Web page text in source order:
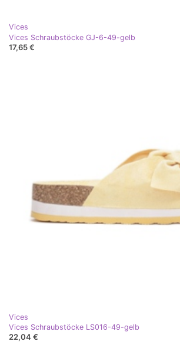
Vices
Vices Schraubstöcke GJ-6-49-gelb
17,65 €
Vices
Vices Schraubstöcke LS016-49-gelb
22,04 €